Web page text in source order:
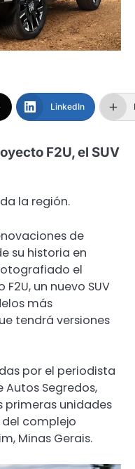
LinkedIn
F2U, el SUV
la región.
de
su historia en
el
un nuevo SUV
más
tendrá versiones
por el periodista
Autos Segredos,
primeras unidades
complejo
Minas Gerais.